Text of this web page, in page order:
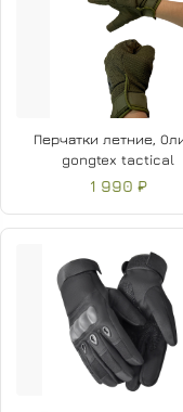
Перчатки летние,
gongtex tactical
1 990 ₽